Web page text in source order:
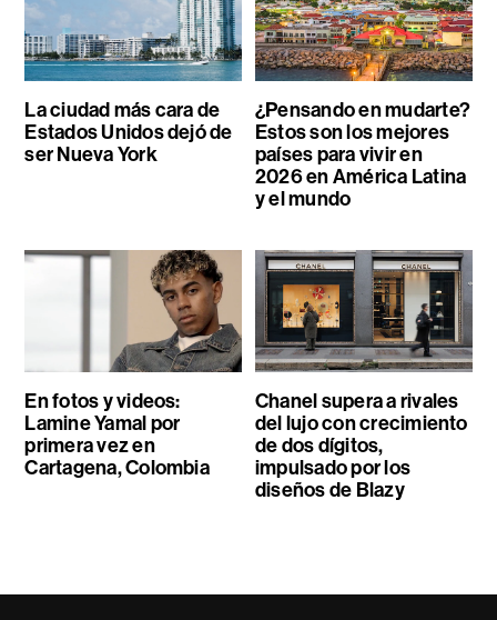
La ciudad más cara de
Estados Unidos dejó de
ser Nueva York
¿Pensando en mudarte?
Estos son los mejores
países para vivir en
2026 en América Latina
y el mundo
En fotos y videos:
Lamine Yamal por
primera vez en
Cartagena, Colombia
Chanel supera a rivales
del lujo con crecimiento
de dos dígitos,
impulsado por los
diseños de Blazy